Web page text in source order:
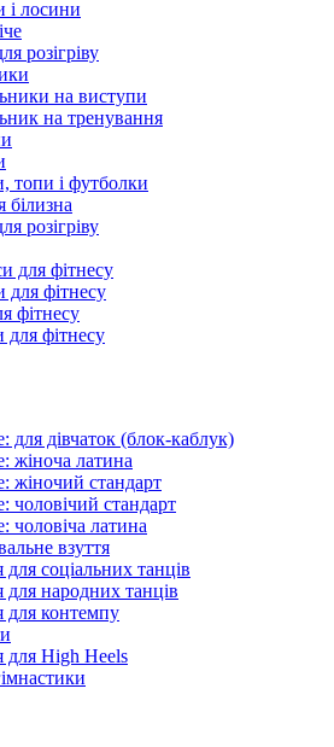
лосини
розігріву
на виступи
на тренування
топи і футболки
розігріву
для фітнесу
фітнесу
фітнесу
фітнесу
для дівчаток (блок-каблук)
жіноча латина
жіночий стандарт
чоловічий стандарт
чоловіча латина
взуття
для соціальних танців
для народних танців
для контемпу
для High Heels